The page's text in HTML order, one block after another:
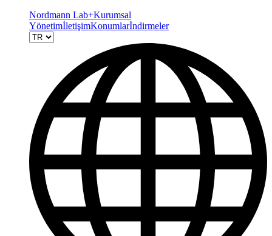
Nordmann Lab+Kurumsal
YönetimİletişimKonumlarİndirmeler